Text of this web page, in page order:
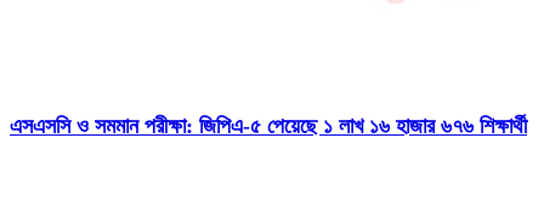
এসএসসি ও সমমান পরীক্ষা: জিপিএ-৫ পেয়েছে ১ লাখ ১৬ হাজার ৬৭৬ শিক্ষার্থী